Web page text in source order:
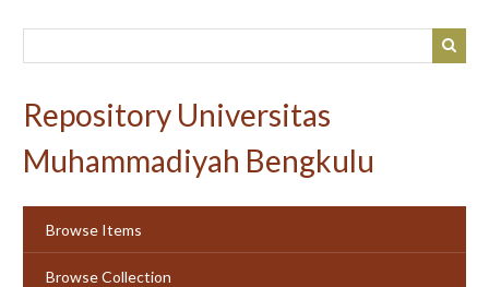
Repository Universitas
Muhammadiyah Bengkulu
Browse Items
Browse Collection